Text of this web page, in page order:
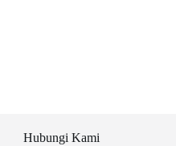
Hubungi Kami